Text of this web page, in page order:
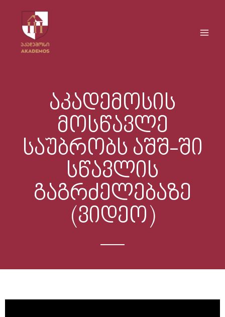
აკადემოსის
მოსწავლე
საუბრობს აშშ-ში
სწავლის
გაგრძელებაზე
(ვიდეო)